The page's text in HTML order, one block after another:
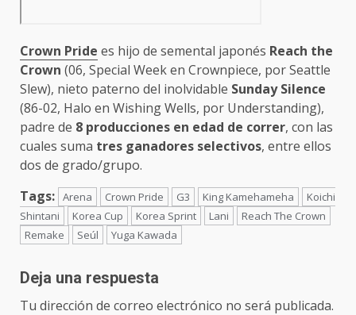
Crown Pride es hijo de semental japonés Reach the
Crown (06, Special Week en Crownpiece, por Seattle
Slew), nieto paterno del inolvidable Sunday Silence
(86-02, Halo en Wishing Wells, por Understanding),
padre de 8 producciones en edad de correr, con las
cuales suma tres ganadores selectivos, entre ellos
dos de grado/grupo.
Tags: Arena Crown Pride G3 King Kamehameha
Koichi
Shintani
Korea Cup Korea Sprint Lani
Reach The Crown
Remake
Seúl Yuga Kawada
Deja una respuesta
Tu dirección de correo electrónico no será publicada.